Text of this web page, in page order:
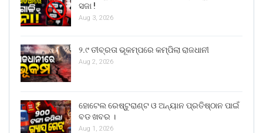
ସଜା !
Aug 3, 2026
୨.୯ ତୀବ୍ରତା ଭୂକମ୍ପରେ କମ୍ପିଲା ରାଜଧାନୀ
Aug 2, 2026
ହୋଟେଲ ରେଷ୍ଟୁରାଣ୍ଟ ଓ ଅନ୍ୟାନ ପ୍ରତିଷ୍ଠାନ ପାଇଁ
ବଡ ଖବର ।
Aug 1, 2026